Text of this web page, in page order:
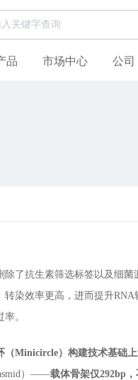
品 市场中心 公司
了抗生素筛选标签以及细
染效率更高，进而提升
。
Minicircle）构建技术基础上
）——载体骨架仅292bp